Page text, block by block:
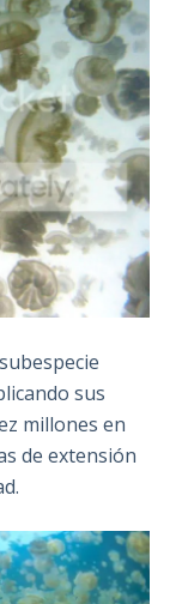
sus
millones en
de extensión